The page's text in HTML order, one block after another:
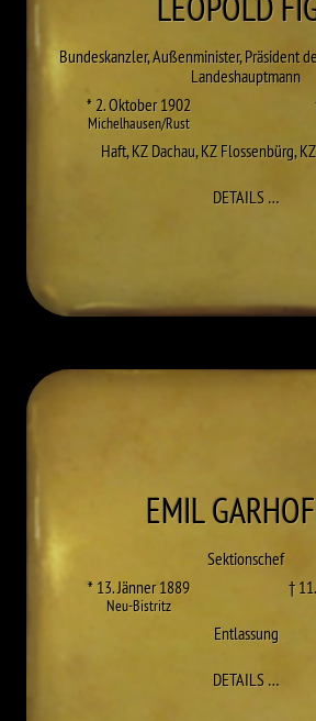
Bundeskanzler, Außenminister, Präsident
Landeshauptmann
* 2. Oktober 1902
Michelhausen/Rust
Haft,KZ Dachau,KZ Flossenbürg,
DETAILS…ZU
EMIL
Sektionschef
* 13. Jänner 1889
Neu-Bistritz
†
Entlassung
DETAILS…ZU